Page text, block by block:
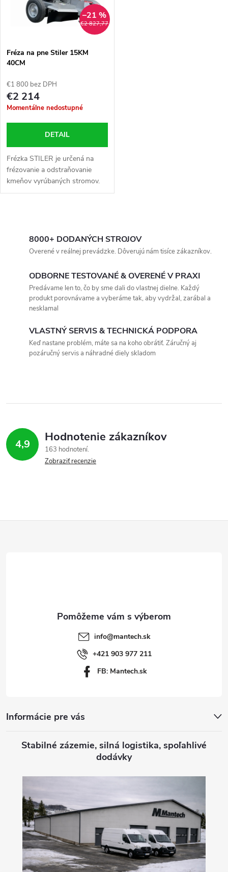
€2 827,77
–21 %
Fréza na pne Stiler 15KM
40CM
€1 800 bez DPH
€2 214
Momentálne nedostupné
DETAIL
Frézka STILER je určená na
frézovanie a odstraňovanie
kmeňov vyrúbaných stromov.
p
r
v
8000+ DODANÝCH STROJOV
Overené v reálnej prevádzke. Dôverujú nám tisíce zákazníkov.
ODBORNE TESTOVANÉ & OVERENÉ V PRAXI
Predávame len to, čo by sme dali do vlastnej dielne. Každý
produkt porovnávame a vyberáme tak, aby vydržal, zarábal a
nesklamal
VLASTNÝ SERVIS & TECHNICKÁ PODPORA
Keď nastane problém, máte sa na koho obrátiť. Záručný aj
pozáručný servis a náhradné diely skladom
4,9 Hodnotenie zákazníkov
163 hodnotení
Zobraziť recenzie
info@mantech.sk
+421 903 977 211
FB: Mantech.sk
Informácie pre vás
Stabilné zázemie, silná logistika, spoľahlivé
dodávky